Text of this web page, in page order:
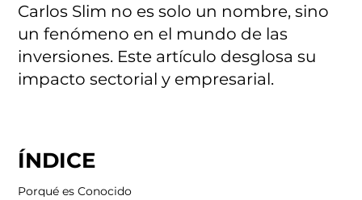
ÍNDICE
Porqué es Conocido
Carlos Slim no es solo un nombre, sino
un fenómeno en el mundo de las
inversiones. Este artículo desglosa su
impacto sectorial y empresarial.